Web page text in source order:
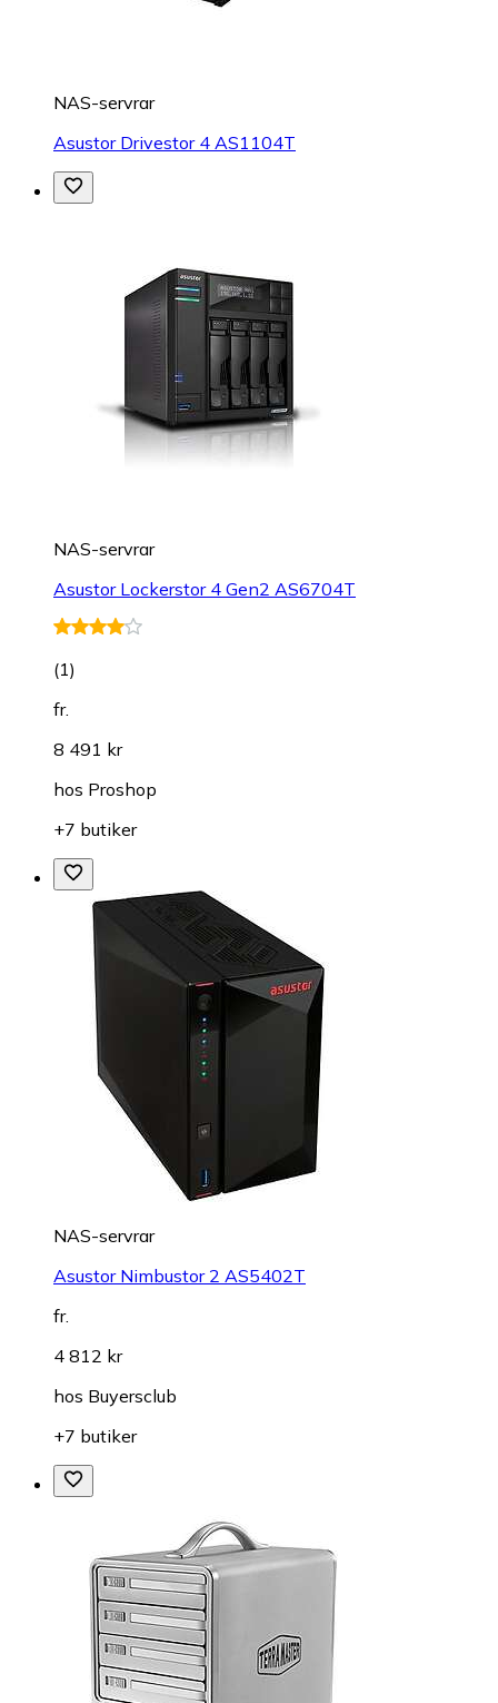
NAS-servrar
Asustor Drivestor 4 AS1104T
NAS-servrar
Asustor Lockerstor 4 Gen2 AS6704T
(1)
fr.
8 491 kr
hos Proshop
+7 butiker
NAS-servrar
Asustor Nimbustor 2 AS5402T
fr.
4 812 kr
hos Buyersclub
+7 butiker